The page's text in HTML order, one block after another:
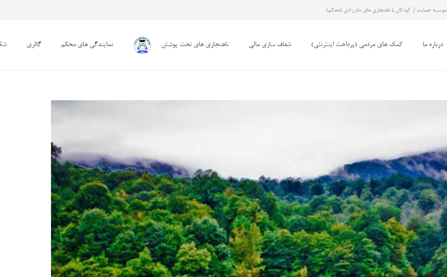
موسسه حمایت از کودکان با ناهنجاری های مادرزادی (محکم)
درباره ما کمک های مردمی (پرداخت اینترنتی) شفاف سازی مالی ناهنجاری های تحت پوشش نمایندگی های محکم گالری